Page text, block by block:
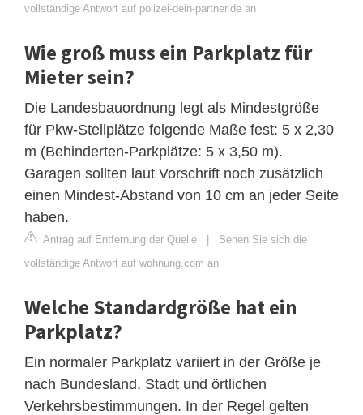
vollständige Antwort auf polizei-dein-partner.de an
Wie groß muss ein Parkplatz für
Mieter sein?
Die Landesbauordnung legt als Mindestgröße
für Pkw-Stellplätze folgende Maße fest: 5 x 2,30
m (Behinderten-Parkplätze: 5 x 3,50 m).
Garagen sollten laut Vorschrift noch zusätzlich
einen Mindest-Abstand von 10 cm an jeder Seite
haben.
Antrag auf Entfernung der Quelle | Sehen Sie sich die
vollständige Antwort auf wohnung.com an
Welche Standardgröße hat ein
Parkplatz?
Ein normaler Parkplatz variiert in der Größe je
nach Bundesland, Stadt und örtlichen
Verkehrsbestimmungen. In der Regel gelten